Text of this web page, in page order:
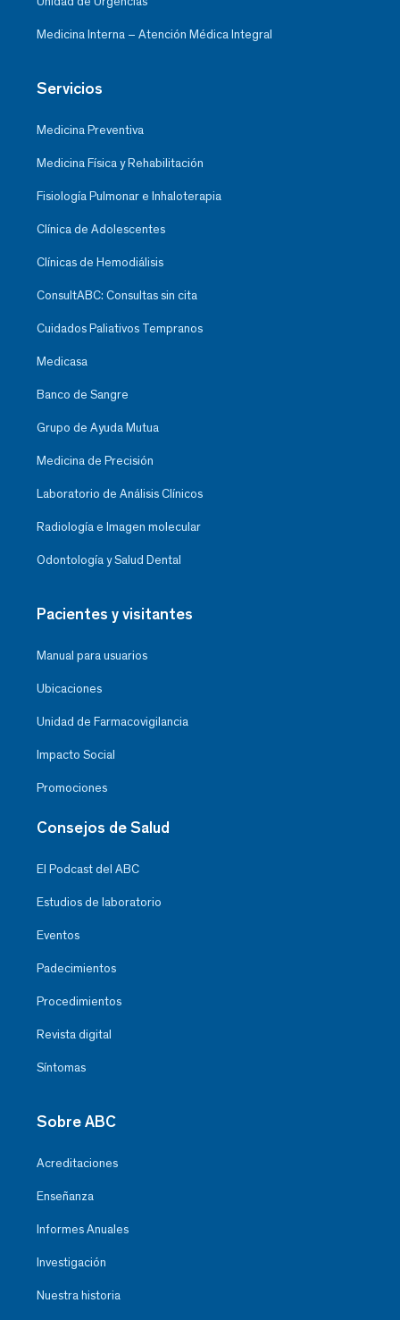
Medicina Interna – Atención Médica Integral
Servicios
Medicina Preventiva
Medicina Física y Rehabilitación
Fisiología Pulmonar e Inhaloterapia
Clínica de Adolescentes
Clínicas de Hemodiálisis
ConsultABC: Consultas sin cita
Cuidados Paliativos Tempranos
Medicasa
Banco de Sangre
Grupo de Ayuda Mutua
Medicina de Precisión
Laboratorio de Análisis Clínicos
Radiología e Imagen molecular
Odontología y Salud Dental
Pacientes y visitantes
Manual para usuarios
Ubicaciones
Unidad de Farmacovigilancia
Impacto Social
Promociones
Consejos de Salud
El Podcast del ABC
Estudios de laboratorio
Eventos
Padecimientos
Procedimientos
Revista digital
Síntomas
Sobre ABC
Acreditaciones
Enseñanza
Informes Anuales
Investigación
Nuestra historia